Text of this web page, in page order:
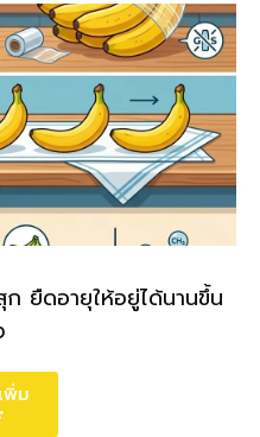
ยืดอายุให้อยู่ได้นานขึ้น
พิ่ม